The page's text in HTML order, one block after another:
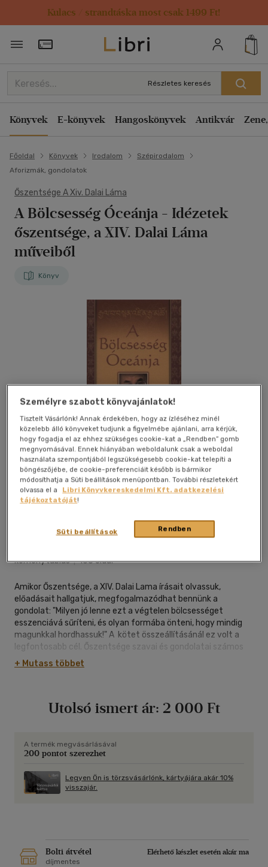
Kulacs / strandtáska most csak 1499 Ft!
Törzsvásárlói Kártya adatai
Részletes keresés
Könyvek E-könyvek Hangoskönyvek Antikvár
Főoldal Könyvek Irodalom
Szépirodalom
Aforizmák, gondolatok
Őszentsége A Xiv. Dalai Láma
A Bölcsesség Óceánja - Idézetek
őszentsége, a XIV. Dalai Láma
műveiből
Könyv
Kívánságlistához adom
keménytáblás|168 oldal
Amikor Őszentsége, a XIV. Dalai Lama írásait olvassuk,
előadásait hallgatjuk, megfogalmazódhat bennünk a
gondolat: "Milyen jó lenne ezt a végtelen bölcsességet
esszenciává sűríteni, és olyan formába önteni, hogy mindig
magunkkal hordhassuk!" A kötet összeállításánál ez volt a
legfontosabb cél. Őszentsége szavai és gondolatai számos
élethelyzetben segítséget nyújthatnak. Igaz, Ő sem kínál
minden problémára közvetlenül és azonnal ható ellenszert,
kérdéseket, hogy segítségével mi magunk is képesek lehetünk
+ Mutass többet
Utolsó ismert ár: 2 000 Ft
A termék megvásárlásával
200 pontot szerezhet
Legyen Ön is törzsvásárlónk, kártyájára akár 10%
visszajár.
Bolti átvétel
Elérhető készlet esetén akár ma
díjmentes
Személyre szabott könyvajánlatok!
Tisztelt Vásárlónk! Annak érdekében, hogy az ízléséhez minél
közelebb álló könyveket tudjunk a figyelmébe ajánlani, arra kérjük,
hogy fogadja el az ehhez szükséges cookie-kat a „Rendben” gomb
megnyomásával. Ennek hiányában weboldalunk csak a weboldal
használata szempontjából legszükségesebb cookie-kat telepíti a
böngészőjébe, de cookie-preferenciáit később is bármikor
módosíthatja a Süti beállítások menüpontban. További részletekért
olvassa el a
Libri Könyvkereskedelmi Kft. adatkezelési
tájékoztatóját!
Rendben
Süti beállítások